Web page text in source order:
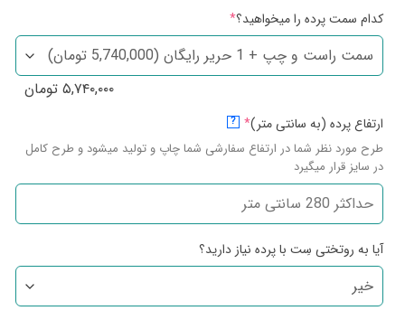
کدام سمت پرده را میخواهید؟*
۵,۷۴۰,۰۰۰ تومان
ارتفاع پرده (به سانتی متر)*
?
طرح مورد نظر شما در ارتفاع سفارشی شما چاپ و تولید میشود و طرح کامل
در سایز قرار میگیرد
آیا به روتختی سِت با پرده نیاز دارید؟